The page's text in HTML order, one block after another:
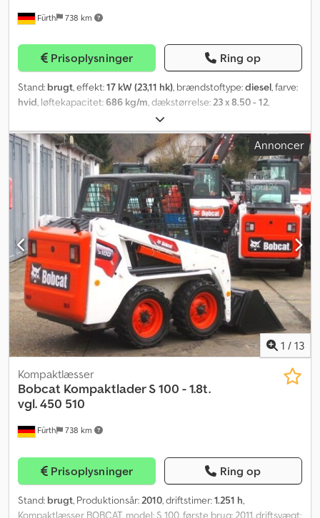
Fürth 738 km
Prisoplysninger Ring op
Stand: brugt, effekt:17 kW (23,11 hk), brændstoftype:diesel, farve:
hvid, løftekapacitet:686 kg/m, dækstørrelse:23 x 8.50 - 12,
, Produktionsår:
forlygter, hovedbeskytter, kabine, standardskovl,
Kompaktlæsser BOBCAT, type: S 70, model: 2023, driftsvægt: ca.
1.268 kg, 3-cylindret KUBOTA-dieselmotor (type: D1005 – ca. 23,39
hk / 17,20 kW ved 3.000 o/min), SKOVL (bredde: ca. 1.100 mm) -
HURTIGSKIFTER, EKSTRAHYDRAULIK, nyttelast: 318 kg,
tipbelastning: 686 kg, læssehøjde: 2.399 mm, ARBEJDSFORLYGTER
(for/bag), FØRERKABINE, ROPS / FOPS, komfortsæde, fastgørelses-
og transportøjer, dæk: BOBCAT TERRENDÆK (23 x 8.50 - 12) –
rundt om ca. 98%. Transportmål: længde: ca. 2.472 mm (ca. 1.925
mm uden skovl), bredde: ca. 1.100 mm, højde: ca. 1.814 mm. ∗∗∗
FINANSIERING MULIG / TRANSPORT TILGÆNGELIG TIL GODE
PRISER (VERDENSOMSPÆNDENDE) / VED EKSPORT SKAL KUN
NETTOBELOBET BETALES (!) ∗∗∗ © pb Crsdpfx Asl D Rmfofusf
Annoncer
1 / 13
Fürth 738 km
Kompaktlæsser
Bobcat Kompaktlader S 100 - 1.8t.
vgl. 450 510
Prisoplysninger Ring op
Stand: brugt, Produktionsår: 2010, driftstimer:1.251 h,
Kompaktlæsser BOBCAT, model: S 100, første brug: 2011, driftsvægt: